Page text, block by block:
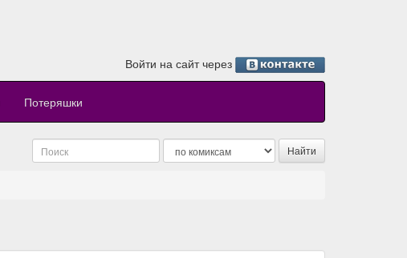
Войти на сайт через
Потеряшки